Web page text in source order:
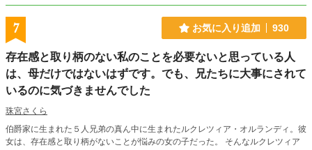
7 お気に入り追加 930
存在感と取り柄のない私のことを必要ないと思っている人
は、母だけではないはずです。でも、兄たちに大事にされて
いるのに気づきませんでした
珠宮さくら
伯爵家に生まれた５人兄弟の真ん中に生まれたルクレツィア・オルランディ。彼
女は、存在感と取り柄がないことが悩みの女の子だった。 そんなルクレツィア